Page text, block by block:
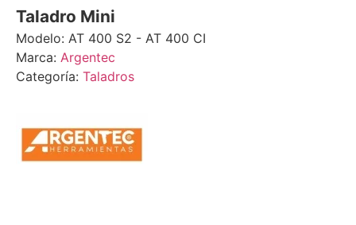
Taladro Mini
Modelo: AT 400 S2 - AT 400 CI
Marca: Argentec
Categoría: Taladros